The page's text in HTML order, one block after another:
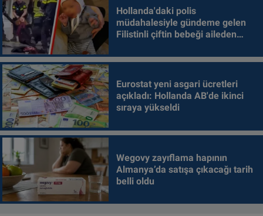
Hollanda'daki polis
müdahalesiyle gündeme gelen
Filistinli çiftin bebeği aileden
Eurostat yeni asgari ücretleri
açıkladı: Hollanda AB'de ikinci
sıraya yükseldi
Wegovy zayıflama hapının
Almanya’da satışa çıkacağı tarih
belli oldu